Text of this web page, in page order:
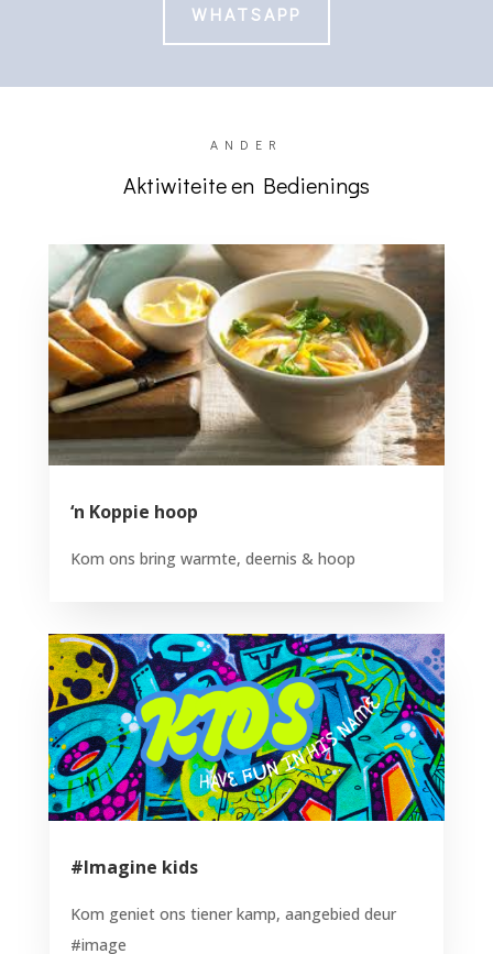
WHATSAPP
ANDER
Aktiwiteite en Bedienings
‘n Koppie hoop
Kom ons bring warmte, deernis & hoop
#Imagine kids
Kom geniet ons tiener kamp, aangebied deur
#image